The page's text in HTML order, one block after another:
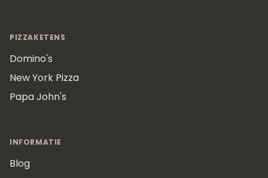
PIZZAKETENS
Domino's
New York Pizza
Papa John's
INFORMATIE
Blog